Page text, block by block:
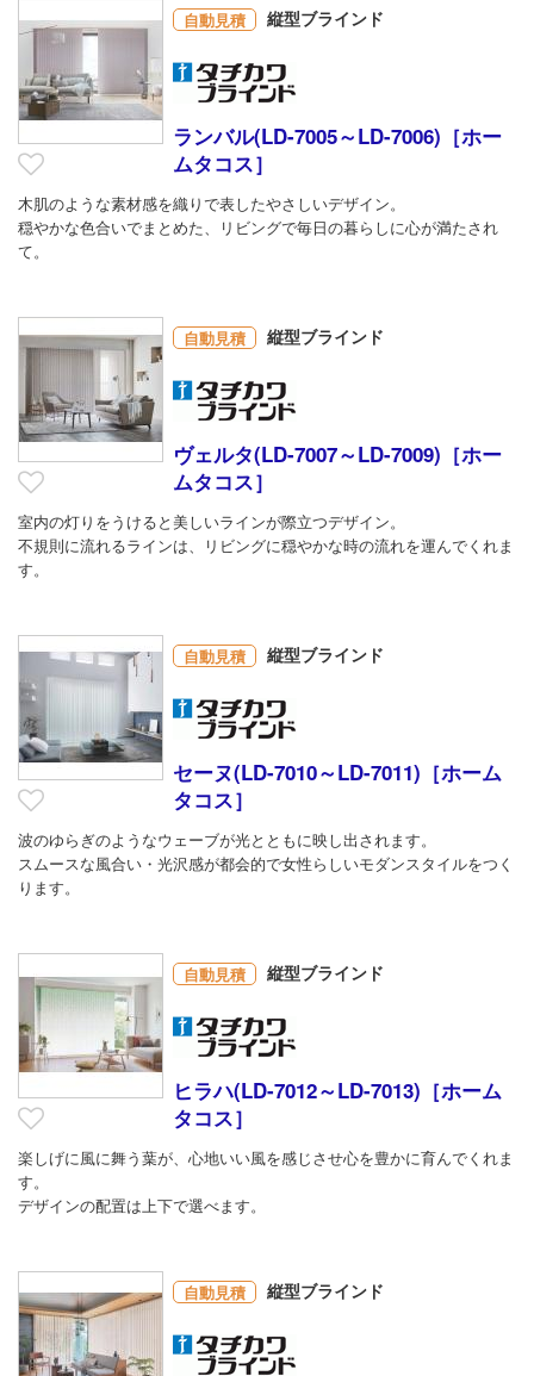
自動見積 縦型ブラインド
ランバル(LD-7005～LD-7006)［ホー
ムタコス］
木肌のような素材感を織りで表したやさしいデザイン。
穏やかな色合いでまとめた、リビングで毎日の暮らしに心が満たされ
て。
自動見積 縦型ブラインド
ヴェルタ(LD-7007～LD-7009)［ホー
ムタコス］
室内の灯りをうけると美しいラインが際立つデザイン。
不規則に流れるラインは、リビングに穏やかな時の流れを運んでくれま
す。
自動見積 縦型ブラインド
セーヌ(LD-7010～LD-7011)［ホーム
タコス］
波のゆらぎのようなウェーブが光とともに映し出されます。
スムースな風合い・光沢感が都会的で女性らしいモダンスタイルをつく
ります。
自動見積 縦型ブラインド
ヒラハ(LD-7012～LD-7013)［ホーム
タコス］
楽しげに風に舞う葉が、心地いい風を感じさせ心を豊かに育んでくれま
す。
デザインの配置は上下で選べます。
自動見積 縦型ブラインド